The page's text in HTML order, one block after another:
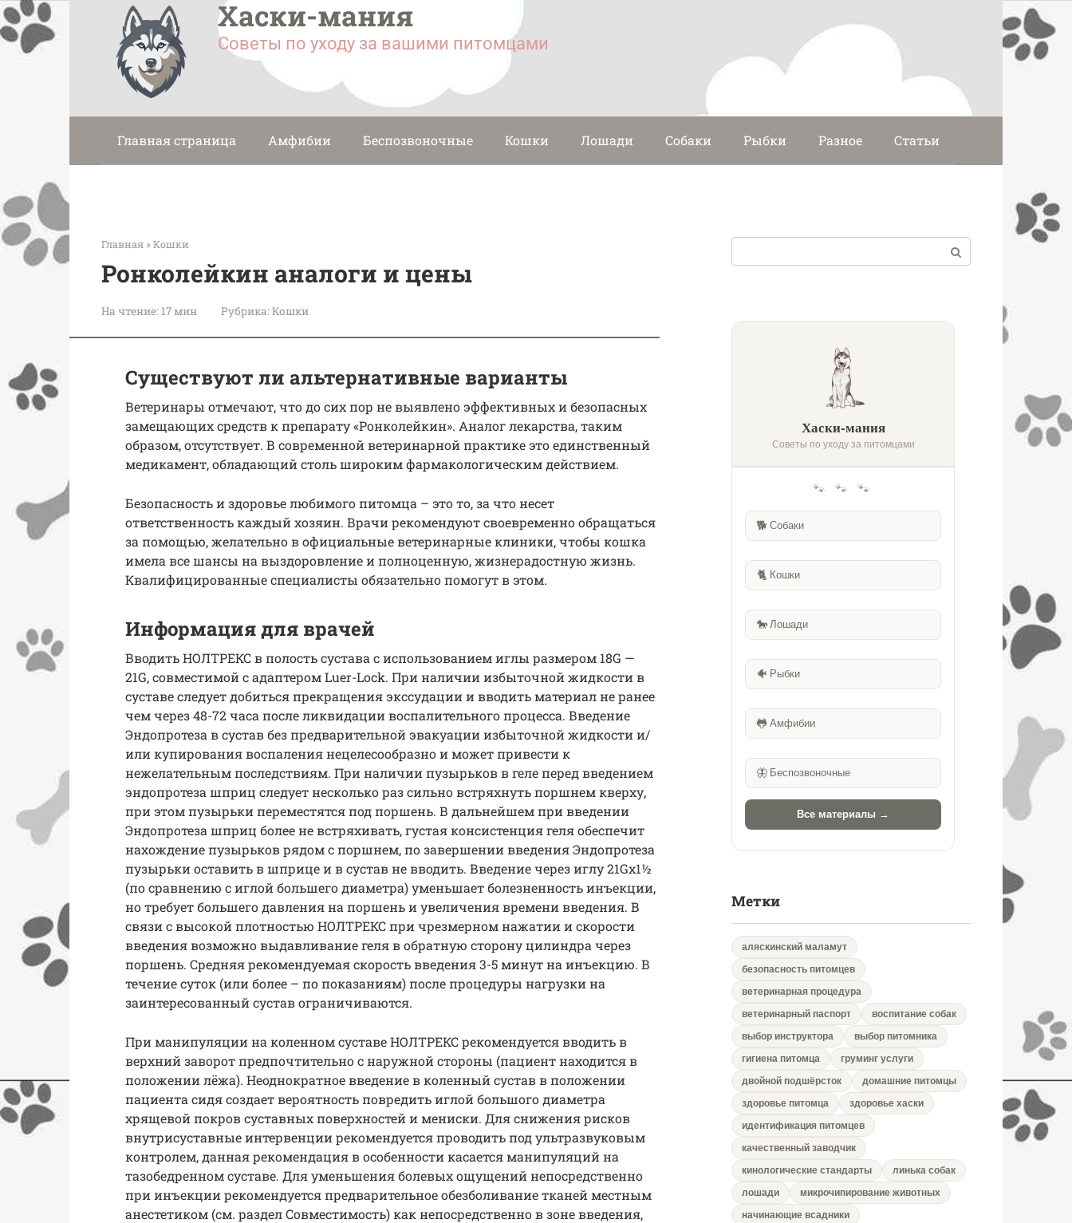
Перейти
к
контенту
Хаски-мания
Советы по уходу за вашими питомцами
Главная страница Амфибии Беспозвоночные Кошки Лошади Собаки Рыбки Разное Статьи
Главная »Кошки
Ронколейкин аналоги и цены
На чтение: 17 мин Рубрика:Кошки
Существуют ли альтернативные варианты
Ветеринары отмечают, что до сих пор не выявлено эффективных и безопасных
замещающих средств к препарату «Ронколейкин». Аналог лекарства, таким
образом, отсутствует. В современной ветеринарной практике это единственный
медикамент, обладающий столь широким фармакологическим действием.
Безопасность и здоровье любимого питомца – это то, за что несет
ответственность каждый хозяин. Врачи рекомендуют своевременно обращаться
за помощью, желательно в официальные ветеринарные клиники, чтобы кошка
имела все шансы на выздоровление и полноценную, жизнерадостную жизнь.
Квалифицированные специалисты обязательно помогут в этом.
Информация для врачей
Вводить НОЛТРЕКС в полость сустава с использованием иглы размером 18G —
21G, совместимой с адаптером Luer-Lock. При наличии избыточной жидкости в
суставе следует добиться прекращения экссудации и вводить материал не ранее
чем через 48-72 часа после ликвидации воспалительного процесса. Введение
Эндопротеза в сустав без предварительной эвакуации избыточной жидкости и/
или купирования воспаления нецелесообразно и может привести к
нежелательным последствиям. При наличии пузырьков в геле перед введением
эндопротеза шприц следует несколько раз сильно встряхнуть поршнем кверху,
при этом пузырьки переместятся под поршень. В дальнейшем при введении
Эндопротеза шприц более не встряхивать, густая консистенция геля обеспечит
нахождение пузырьков рядом с поршнем, по завершении введения Эндопротеза
пузырьки оставить в шприце и в сустав не вводить. Введение через иглу 21Gx1½
(по сравнению с иглой большего диаметра) уменьшает болезненность инъекции,
но требует большего давления на поршень и увеличения времени введения. В
связи с высокой плотностью НОЛТРЕКС при чрезмерном нажатии и скорости
введения возможно выдавливание геля в обратную сторону цилиндра через
поршень. Средняя рекомендуемая скорость введения 3-5 минут на инъекцию. В
течение суток (или более – по показаниям) после процедуры нагрузки на
заинтересованный сустав ограничиваются.
При манипуляции на коленном суставе НОЛТРЕКС рекомендуется вводить в
верхний заворот предпочтительно с наружной стороны (пациент находится в
положении лёжа). Неоднократное введение в коленный сустав в положении
пациента сидя создает вероятность повредить иглой большого диаметра
хрящевой покров суставных поверхностей и мениски. Для снижения рисков
внутрисуставные интервенции рекомендуется проводить под ультразвуковым
контролем, данная рекомендация в особенности касается манипуляций на
тазобедренном суставе. Для уменьшения болевых ощущений непосредственно
при инъекции рекомендуется предварительное обезболивание тканей местным
анестетиком (см. раздел Совместимость) как непосредственно в зоне введения,
Хаски-мания
Советы по уходу за питомцами
🐾 🐾 🐾
🐕 Собаки
🐈 Кошки
🐎 Лошади
🐠 Рыбки
🐸 Амфибии
🦋 Беспозвоночные
Все материалы →
Метки
аляскинский маламут
безопасность питомцев
ветеринарная процедура
ветеринарный паспорт
воспитание собак
выбор инструктора
выбор питомника
гигиена питомца
груминг услуги
двойной подшёрсток
домашние питомцы
здоровье питомца
здоровье хаски
идентификация питомцев
качественный заводчик
кинологические стандарты
линька собак
лошади
микрочипирование животных
начинающие всадники